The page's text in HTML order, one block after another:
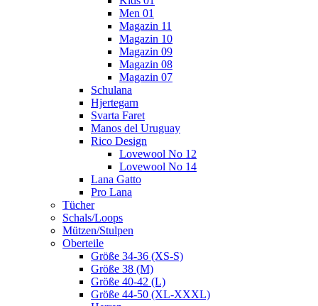
Men 01
Magazin 11
Magazin 10
Magazin 09
Magazin 08
Magazin 07
Schulana
Hjertegarn
Svarta Faret
Manos del Uruguay
Rico Design
Lovewool No 12
Lovewool No 14
Lana Gatto
Pro Lana
Tücher
Schals/Loops
Mützen/Stulpen
Oberteile
Größe 34-36 (XS-S)
Größe 38 (M)
Größe 40-42 (L)
Größe 44-50 (XL-XXXL)